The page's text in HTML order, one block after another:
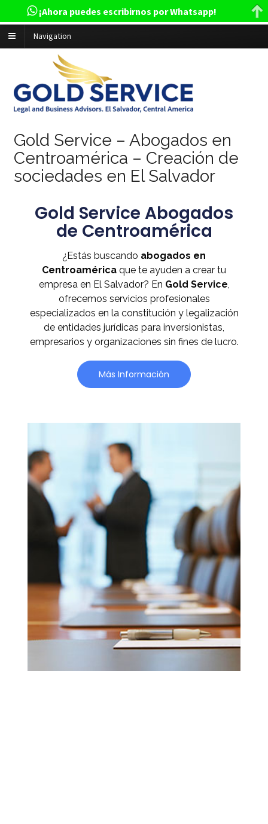
Navigation
Gold Service – Abogados en
Centroamérica – Creación de
sociedades en El Salvador
Gold Service Abogados
de Centroamérica
¿Estás buscando abogados en
Centroamérica que te ayuden a crear tu
empresa en El Salvador? En Gold Service,
ofrecemos servicios profesionales
especializados en la constitución y legalización
de entidades jurídicas para inversionistas,
empresarios y organizaciones sin fines de lucro.
Más Información
¡Ahora puedes escribirnos por Whatsapp!